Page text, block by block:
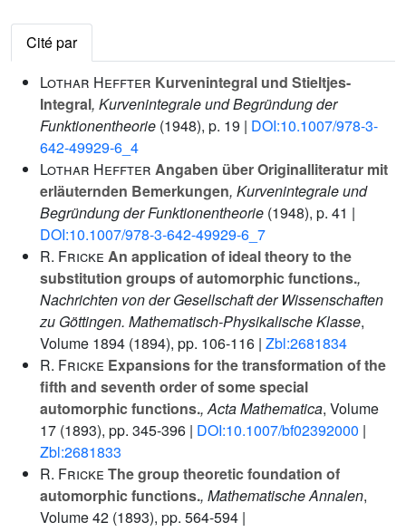
Cité par
Lothar Heffter Kurvenintegral und Stieltjes-
Integral, Kurvenintegrale und Begründung der
Funktionentheorie (1948), p. 19 | DOI:10.1007/978-3-
642-49929-6_4
Lothar Heffter Angaben über Originalliteratur mit
erläuternden Bemerkungen, Kurvenintegrale und
Begründung der Funktionentheorie (1948), p. 41 |
DOI:10.1007/978-3-642-49929-6_7
R. Fricke An application of ideal theory to the
substitution groups of automorphic functions.,
Nachrichten von der Gesellschaft der Wissenschaften
zu Göttingen. Mathematisch-Physikalische Klasse,
Volume 1894 (1894), pp. 106-116 | Zbl:2681834
R. Fricke Expansions for the transformation of the
fifth and seventh order of some special
automorphic functions., Acta Mathematica, Volume
17 (1893), pp. 345-396 | DOI:10.1007/bf02392000 |
Zbl:2681833
R. Fricke The group theoretic foundation of
automorphic functions., Mathematische Annalen,
Volume 42 (1893), pp. 564-594 |